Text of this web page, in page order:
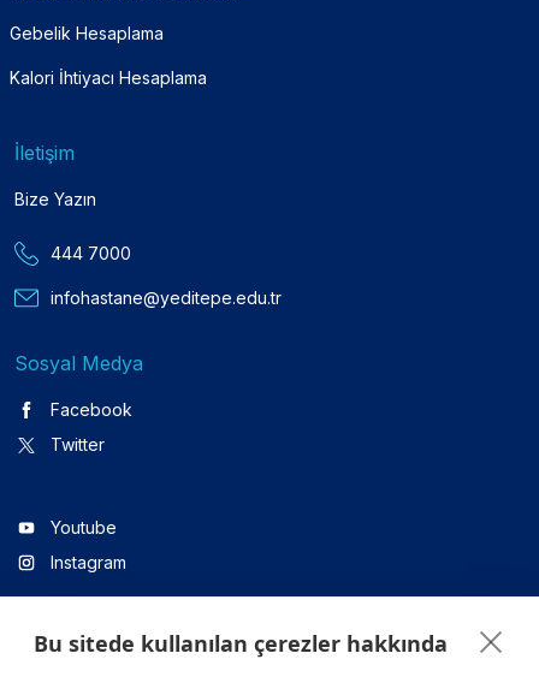
Gebelik Hesaplama
Kalori İhtiyacı Hesaplama
İletişim
Bize Yazın
444 7000
infohastane@yeditepe.edu.tr
Sosyal Medya
Facebook
Twitter
Youtube
Instagram
Linkedin
Bu sitede kullanılan çerezler hakkında